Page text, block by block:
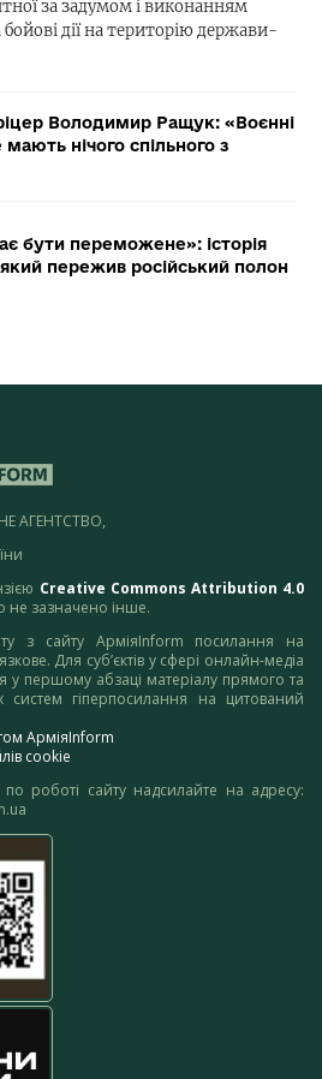
за задумом і виконанням
дії на територію держави-
Володимир Ращук: «Воєнні
нічого спільного з
бути переможене»: історія
пережив російський полон
АГЕНТСТВО,
Creative Commons Attribution 4.0
не зазначено інше.
з сайту АрміяInform посилання на
Для суб’єктів у сфері онлайн-медіа
у першому абзаці матеріалу прямого та
систем гіперпосилання на цитований
АрміяInform
cookie
роботі сайту надсилайте на адресу: